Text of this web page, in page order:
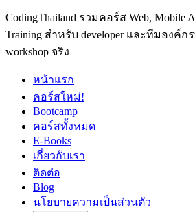
CodingThailand รวมคอร์ส Web, Mobile
Training สำหรับ developer และทีมองค์ก
workshop จริง
หน้าแรก
คอร์สใหม่!
Bootcamp
คอร์สทั้งหมด
E-Books
เกี่ยวกับเรา
ติดต่อ
Blog
นโยบายความเป็นส่วนตัว